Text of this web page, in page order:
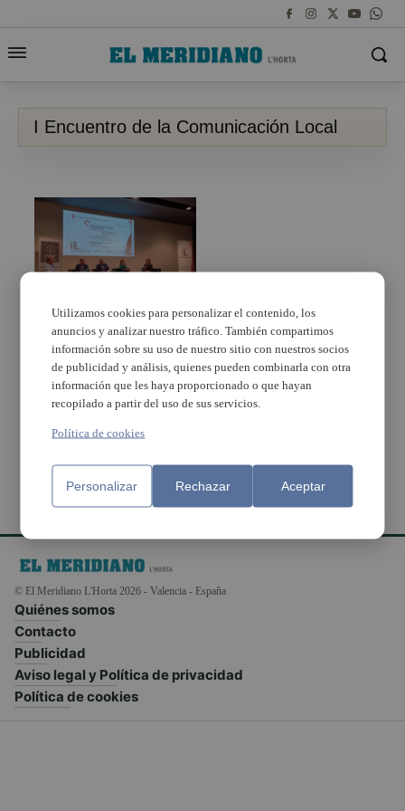
I Encuentro de la Comunicación Local
El papel de los medios
de comunicación de
proximidad, tema
principal del I
Encuentro de la
Comunicación Local
© El Meridiano L'Horta 2026 - Valencia - España
Quiénes somos
Contacto
Publicidad
Aviso legal y Política de privacidad
Política de cookies
Utilizamos cookies para personalizar el contenido, los
anuncios y analizar nuestro tráfico. También compartimos
información sobre su uso de nuestro sitio con nuestros socios
de publicidad y análisis, quienes pueden combinarla con otra
información que les haya proporcionado o que hayan
recopilado a partir del uso de sus servicios.
Política de cookies
Personalizar Rechazar Aceptar